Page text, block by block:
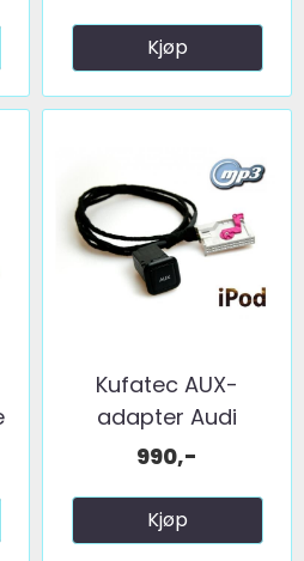
Kjøp
Kufatec AUX-
adapter Audi
m/RNS-E
990,-
Kjøp